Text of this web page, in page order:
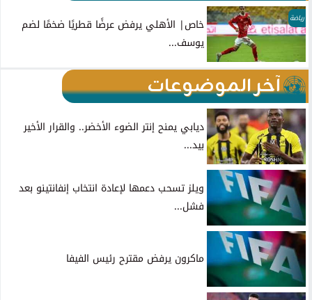
رياضة
خاص| الأهلي يرفض عرضًا قطريًا ضخمًا لضم
يوسف...
آخر الموضوعات
ديابي يمنح إنتر الضوء الأخضر.. والقرار الأخير
بيد...
ويلز تسحب دعمها لإعادة انتخاب إنفانتينو بعد
فشل...
ماكرون يرفض مقترح رئيس الفيفا